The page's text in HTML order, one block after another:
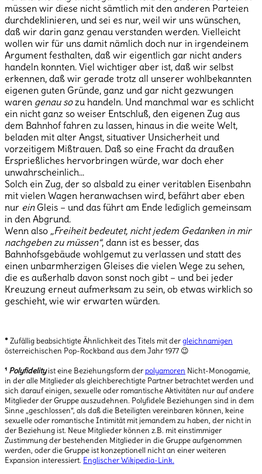
müssen wir diese nicht sämtlich mit den anderen Parteien
durchdeklinieren, und sei es nur, weil wir uns wünschen,
daß wir darin ganz genau verstanden werden. Vielleicht
wollen wir für uns damit nämlich doch nur in irgendeinem
Argument festhalten, daß wir eigentlich gar nicht anders
handeln konnten. Viel wichtiger aber ist, daß wir selbst
erkennen, daß wir gerade trotz all unserer wohlbekannten
eigenen guten Gründe, ganz und gar nicht gezwungen
waren genau sozu handeln. Und manchmal war es schlicht
ein nicht ganz so weiser Entschluß, den eigenen Zug aus
dem Bahnhof fahren zu lassen, hinaus in die weite Welt,
beladen mit alter Angst, situativer Unsicherheit und
vorzeitigem Mißtrauen. Daß so eine Fracht da draußen
Ersprießliches hervorbringen würde, war doch eher
unwahrscheinlich…
Solch ein Zug, der so alsbald zu einer veritablen Eisenbahn
mit vielen Wagen heranwachsen wird, befährt aber eben
nur einGleis – und das führt am Ende lediglich gemeinsam
in den Abgrund.
Wenn also „Freiheit bedeutet, nicht jedem Gedanken in mir
nachgeben zu müssen“, dann ist es besser, das
Bahnhofsgebäude wohlgemut zu verlassen und statt des
einen unbarmherzigen Gleises die vielen Wege zu sehen,
die es außerhalb davon sonst noch gibt – und bei jeder
Kreuzung erneut aufmerksam zu sein, ob etwas wirklich so
geschieht, wie wir erwarten würden.
*Zufällig beabsichtigte Ähnlichkeit des Titels mit dergleichnamigen
österreichischen Pop-Rockband aus dem Jahr 1977 😉
¹ Polyfidelityist eine Beziehungsform der polyamoren Nicht-Monogamie,
in der alle Mitglieder als gleichberechtigte Partner betrachtet werden und
sich darauf einigen, sexuelle oder romantische Aktivitäten nur auf andere
Mitglieder der Gruppe auszudehnen. Polyfidele Beziehungen sind in dem
Sinne „geschlossen“, als daß die Beteiligten vereinbaren können, keine
sexuelle oder romantische Intimität mit jemandem zu haben, der nicht in
der Beziehung ist. Neue Mitglieder können z.B. mit einstimmiger
Zustimmung der bestehenden Mitglieder in die Gruppe aufgenommen
werden, oder die Gruppe ist konzeptionell nicht an einer weiteren
Expansion interessiert. Englischer Wikipedia-Link.